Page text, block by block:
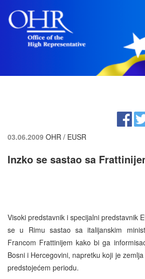
03.06.2009 OHR / EUSR
Inzko se sastao sa
Visoki predstavnik i specijalni predstavnik
se u Rimu sastao sa italijanskim
Francom Frattinijem kako bi ga
Bosni i Hercegovini, napretku koji je
predstojećem periodu.